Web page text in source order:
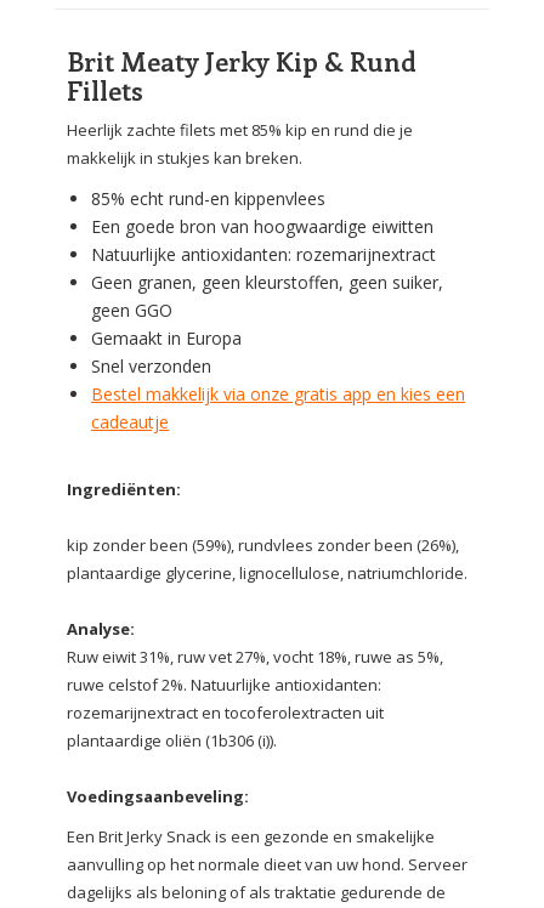
Brit Meaty Jerky Kip & Rund
Fillets
Heerlijk zachte filets met 85% kip en rund die je
makkelijk in stukjes kan breken.
85% echt rund-en kippenvlees
Een goede bron van hoogwaardige eiwitten
Natuurlijke antioxidanten: rozemarijnextract
Geen granen, geen kleurstoffen, geen suiker,
geen GGO
Gemaakt in Europa
Snel verzonden
Bestel makkelijk via onze gratis app en kies een
cadeautje
Ingrediënten:
kip zonder been (59%), rundvlees zonder been (26%),
plantaardige glycerine, lignocellulose, natriumchloride.
Analyse:
Ruw eiwit 31%, ruw vet 27%, vocht 18%, ruwe as 5%,
ruwe celstof 2%. Natuurlijke antioxidanten:
rozemarijnextract en tocoferolextracten uit
plantaardige oliën (1b306 (i)).
Voedingsaanbeveling:
Een Brit Jerky Snack is een gezonde en smakelijke
aanvulling op het normale dieet van uw hond. Serveer
dagelijks als beloning of als traktatie gedurende de